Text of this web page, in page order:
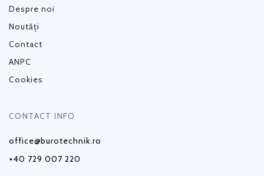
Despre noi
Noutăți
Contact
ANPC
Cookies
CONTACT INFO
office@burotechnik.ro
+40 729 007 220